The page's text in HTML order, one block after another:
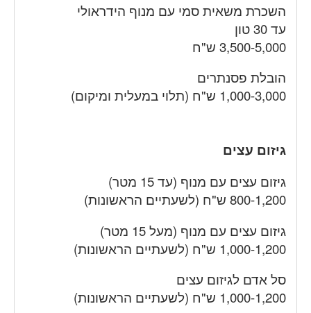
השכרת משאית סמי עם מנוף הידראולי
עד 30 טון
3,500-5,000 ש"ח
הובלת פסנתרים
1,000-3,000 ש"ח (תלוי במעלית ומיקום)
גיזום עצים
גיזום עצים עם מנוף (עד 15 מטר)
800-1,200 ש"ח (לשעתיים הראשונות)
גיזום עצים עם מנוף (מעל 15 מטר)
1,000-1,200 ש"ח (לשעתיים הראשונות)
סל אדם לגיזום עצים
1,000-1,200 ש"ח (לשעתיים הראשונות)